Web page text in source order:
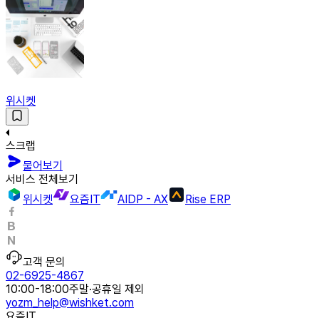
위시켓
스크랩
물어보기
서비스 전체보기
위시켓
요즘IT AIDP - AX Rise ERP
고객 문의
02-6925-4867
10:00-18:00주말·공휴일 제외
yozm_help@wishket.com